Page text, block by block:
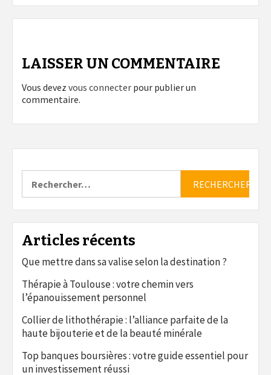
LAISSER UN COMMENTAIRE
Vous devez vous connecter pour publier un
commentaire.
Articles récents
Que mettre dans sa valise selon la destination ?
Thérapie à Toulouse : votre chemin vers
l’épanouissement personnel
Collier de lithothérapie : l’alliance parfaite de la
haute bijouterie et de la beauté minérale
Top banques boursières : votre guide essentiel pour
un investissement réussi